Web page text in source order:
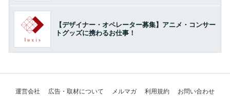
【デザイナー・オペレーター募集】アニメ・コンサー
トグッズに携わるお仕事！
運営会社 広告・取材について メルマガ 利用規約 お問い合わせ